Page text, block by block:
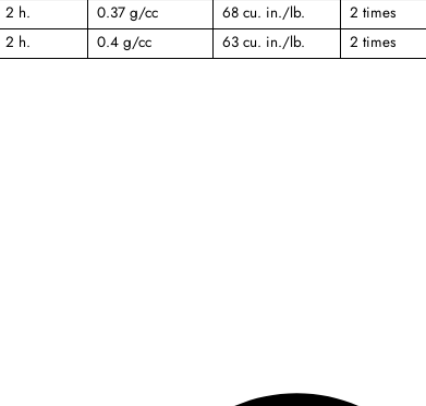
2 h. 0.37 g/cc 68 cu. in./lb. 2 times
2 h. 0.4 g/cc 63 cu. in./lb. 2 times